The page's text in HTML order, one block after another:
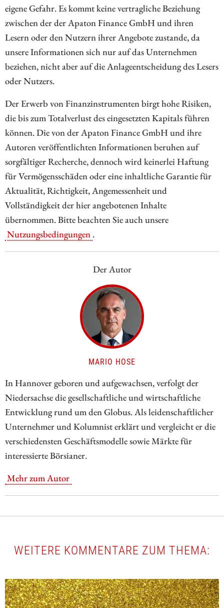
eigene Gefahr. Es kommt keine vertragliche Beziehung
zwischen der der Apaton Finance GmbH und ihren
Lesern oder den Nutzern ihrer Angebote zustande, da
unsere Informationen sich nur auf das Unternehmen
beziehen, nicht aber auf die Anlageentscheidung des Lesers
oder Nutzers.
Der Erwerb von Finanzinstrumenten birgt hohe Risiken,
die bis zum Totalverlust des eingesetzten Kapitals führen
können. Die von der Apaton Finance GmbH und ihre
Autoren veröffentlichten Informationen beruhen auf
sorgfältiger Recherche, dennoch wird keinerlei Haftung
für Vermögensschäden oder eine inhaltliche Garantie für
Aktualität, Richtigkeit, Angemessenheit und
Vollständigkeit der hier angebotenen Inhalte
übernommen. Bitte beachten Sie auch unsere
Nutzungsbedingungen .
Der Autor
MARIO HOSE
In Hannover geboren und aufgewachsen, verfolgt der
Niedersachse die gesellschaftliche und wirtschaftliche
Entwicklung rund um den Globus. Als leidenschaftlicher
Unternehmer und Kolumnist erklärt und vergleicht er die
verschiedensten Geschäftsmodelle sowie Märkte für
interessierte Börsianer.
Mehr zum Autor
WEITERE KOMMENTARE ZUM THEMA: